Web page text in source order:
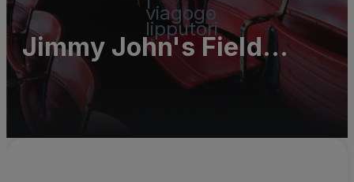
viagogo
lipputori
Jimmy John's Field
Parking Lots (InActive)